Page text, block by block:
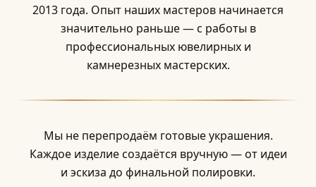
2013 года. Опыт наших мастеров начинается
значительно раньше — с работы в
профессиональных ювелирных и
камнерезных мастерских.
Мы не перепродаём готовые украшения.
Каждое изделие создаётся вручную — от идеи
и эскиза до финальной полировки.